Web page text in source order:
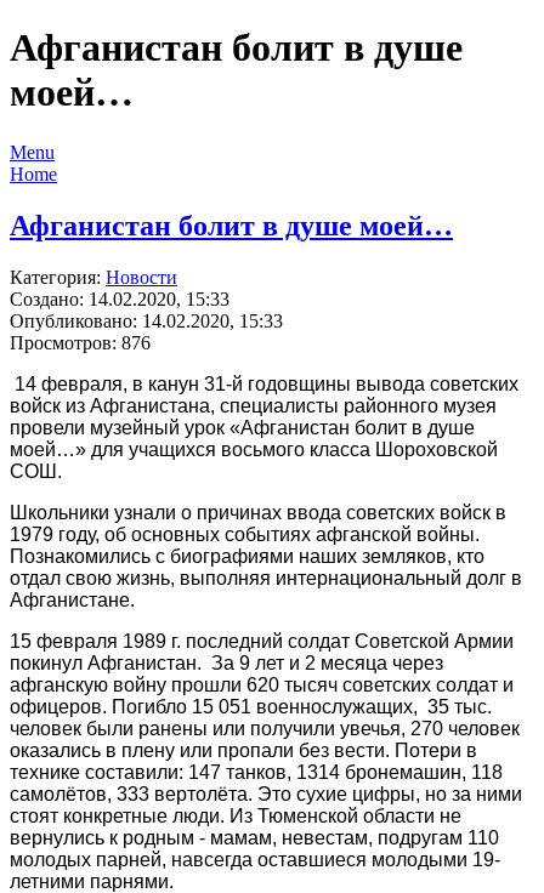
Афганистан болит в душе
моей…
Menu
Home
Афганистан болит в душе моей…
Категория: Новости
Создано: 14.02.2020, 15:33
Опубликовано: 14.02.2020, 15:33
Просмотров: 876
14 февраля, в канун 31-й годовщины вывода советских
войск из Афганистана, специалисты районного музея
провели музейный урок «Афганистан болит в душе
моей…» для учащихся восьмого класса Шороховской
СОШ.
Школьники узнали о причинах ввода советских войск в
1979 году, об основных событиях афганской войны.
Познакомились с биографиями наших земляков, кто
отдал свою жизнь, выполняя интернациональный долг в
Афганистане.
15 февраля 1989 г. последний солдат Советской Армии
покинул Афганистан. За 9 лет и 2 месяца через
афганскую войну прошли 620 тысяч советских солдат и
офицеров. Погибло 15 051 военнослужащих, 35 тыс.
человек были ранены или получили увечья, 270 человек
оказались в плену или пропали без вести. Потери в
технике составили: 147 танков, 1314 бронемашин, 118
самолётов, 333 вертолёта. Это сухие цифры, но за ними
стоят конкретные люди. Из Тюменской области не
вернулись к родным - мамам, невестам, подругам 110
молодых парней, навсегда оставшиеся молодыми 19-
летними парнями.